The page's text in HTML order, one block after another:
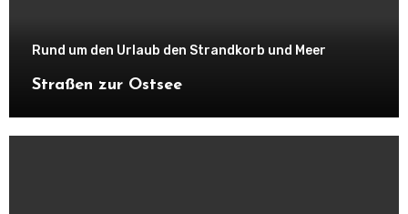
Rund um den Urlaub den Strandkorb und Meer
Straßen zur Ostsee